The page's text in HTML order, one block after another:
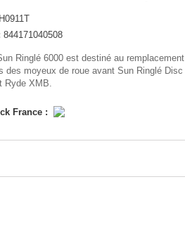
844171040508
Ringlé 6000 est destiné au remplacement
des moyeux de roue avant Sun Ringlé Disc
Ryde XMB.
France :